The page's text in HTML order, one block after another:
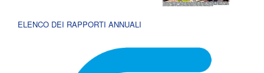
ELENCO DEI RAPPORTI ANNUALI